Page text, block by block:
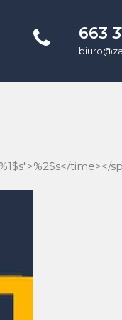
663
time></